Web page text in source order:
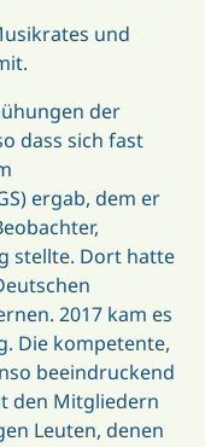
und
der
dass sich fast
ergab, dem er
stellte. Dort hatte
2017 kam es
Die kompetente,
beeindruckend
den Mitgliedern
Leuten, denen